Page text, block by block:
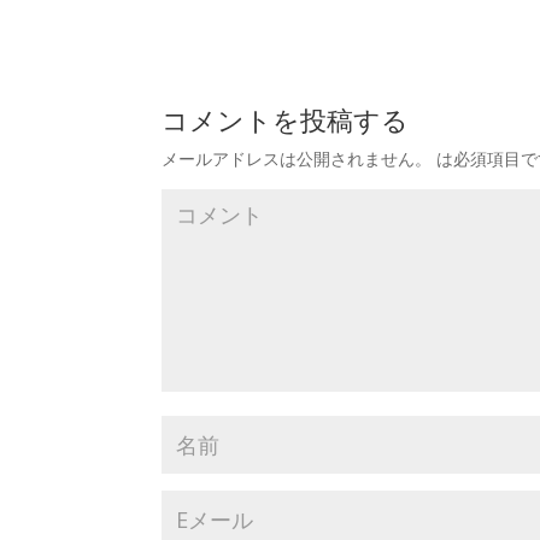
コメントを投稿する
メールアドレスは公開されません。 は必須項目